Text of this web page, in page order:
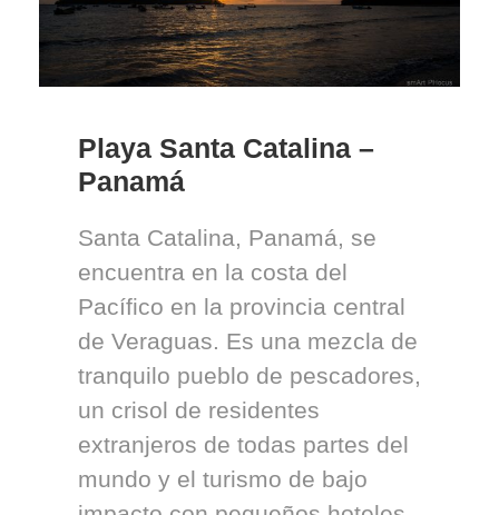
Playa Santa Catalina –
Panamá
Santa Catalina, Panamá, se
encuentra en la costa del
Pacífico en la provincia central
de Veraguas. Es una mezcla de
tranquilo pueblo de pescadores,
un crisol de residentes
extranjeros de todas partes del
mundo y el turismo de bajo